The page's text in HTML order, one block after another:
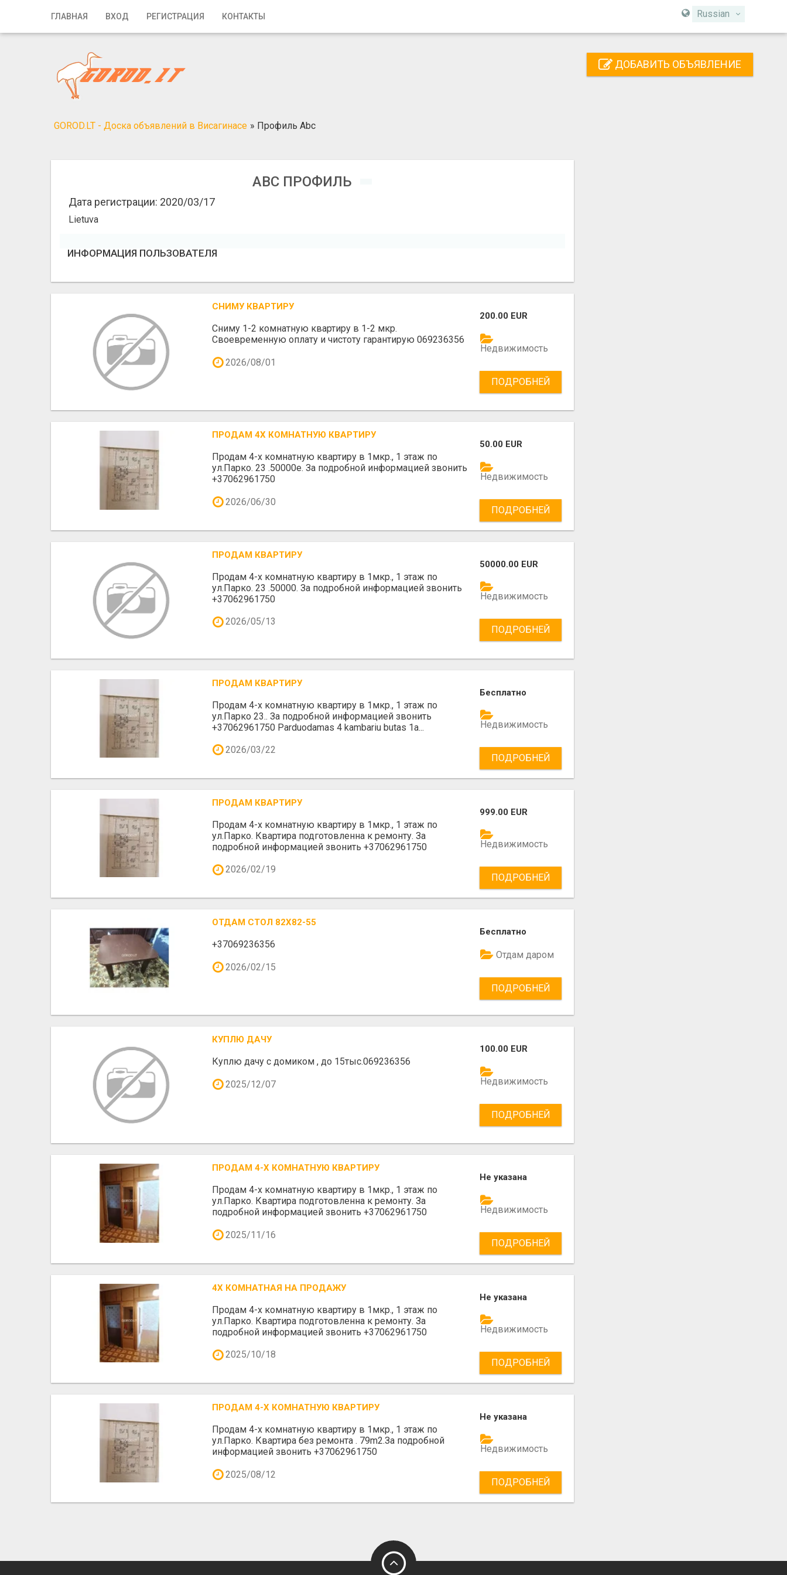
ГЛАВНАЯ ВХОД РЕГИСТРАЦИЯ КОНТАКТЫ Russian
Главная
Регистрация
Добавить объявление
ДОБАВИТЬ ОБЪЯВЛЕНИЕ
GOROD.LT - Доска объявлений в Висагинасе » Профиль Abc
ABC ПРОФИЛЬ
Дата регистрации: 2020/03/17
Lietuva
ИНФОРМАЦИЯ ПОЛЬЗОВАТЕЛЯ
СНИМУ КВАРТИРУ
Сниму 1-2 комнатную квартиру в 1-2 мкр.
Своевременную оплату и чистоту гарантирую 069236356
2026/08/01
200.00 EUR
Недвижимость
ПОДРОБНЕЙ
ПРОДАМ 4Х КОМНАТНУЮ КВАРТИРУ
Продам 4-х комнатную квартиру в 1мкр., 1 этаж по
ул.Парко. 23 .50000е. За подробной информацией звонить
+37062961750
2026/06/30
50.00 EUR
Недвижимость
ПОДРОБНЕЙ
ПРОДАМ КВАРТИРУ
Продам 4-х комнатную квартиру в 1мкр., 1 этаж по
ул.Парко. 23 .50000. За подробной информацией звонить
+37062961750
2026/05/13
50000.00 EUR
Недвижимость
ПОДРОБНЕЙ
ПРОДАМ КВАРТИРУ
Продам 4-х комнатную квартиру в 1мкр., 1 этаж по
ул.Парко 23.. За подробной информацией звонить
+37062961750 Parduodamas 4 kambariu butas 1a...
2026/03/22
Бесплатно
Недвижимость
ПОДРОБНЕЙ
ПРОДАМ КВАРТИРУ
Продам 4-х комнатную квартиру в 1мкр., 1 этаж по
ул.Парко. Квартира подготовленна к ремонту. За
подробной информацией звонить +37062961750
2026/02/19
999.00 EUR
Недвижимость
ПОДРОБНЕЙ
ОТДАМ СТОЛ 82Х82-55
+37069236356
2026/02/15
Бесплатно
Отдам даром
ПОДРОБНЕЙ
КУПЛЮ ДАЧУ
Куплю дачу с домиком , до 15тыс.069236356
2025/12/07
100.00 EUR
Недвижимость
ПОДРОБНЕЙ
ПРОДАМ 4-Х КОМНАТНУЮ КВАРТИРУ
Продам 4-х комнатную квартиру в 1мкр., 1 этаж по
ул.Парко. Квартира подготовленна к ремонту. За
подробной информацией звонить +37062961750
2025/11/16
Не указана
Недвижимость
ПОДРОБНЕЙ
4Х КОМНАТНАЯ НА ПРОДАЖУ
Продам 4-х комнатную квартиру в 1мкр., 1 этаж по
ул.Парко. Квартира подготовленна к ремонту. За
подробной информацией звонить +37062961750
2025/10/18
Не указана
Недвижимость
ПОДРОБНЕЙ
ПРОДАМ 4-Х КОМНАТНУЮ КВАРТИРУ
Продам 4-х комнатную квартиру в 1мкр., 1 этаж по
ул.Парко. Квартира без ремонта . 79m2.За подробной
информацией звонить +37062961750
2025/08/12
Не указана
Недвижимость
ПОДРОБНЕЙ